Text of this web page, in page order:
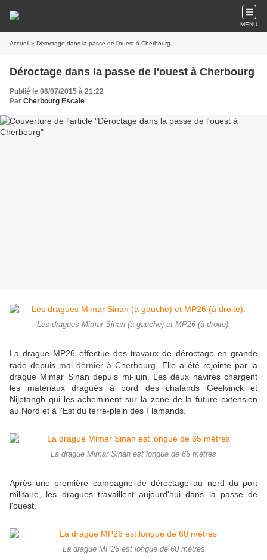
MENU
Accueil » Déroctage dans la passe de l'ouest à Cherbourg
Déroctage dans la passe de l'ouest à Cherbourg
Publié le 06/07/2015 à 21:22
Par Cherbourg Escale
Les dragues Mimar Sinan (à gauche) et MP26 (à droite).
La drague MP26 effectue des travaux de déroctage en grande
rade depuis mai dernier à Cherbourg . Elle a été rejointe par la
drague Mimar Sinan depuis mi-juin. Les deux navires chargent
les matériaux dragués à bord des chalands Geelvinck et
Nijptangh qui les acheminent sur la zone de la future extension
au Nord et à l'Est du terre-plein des Flamands.
La drague Mimar Sinan est longue de 65 mètres
Après une première campagne de déroctage au nord du port
militaire, les dragues travaillent aujourd'hui dans la passe de
l'ouest.
La drague MP26 est longue de 60 mètres